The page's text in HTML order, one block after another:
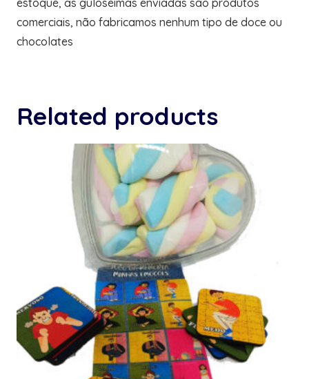
comerciais, não fabricamos nenhum tipo de doce ou
chocolates
Related products